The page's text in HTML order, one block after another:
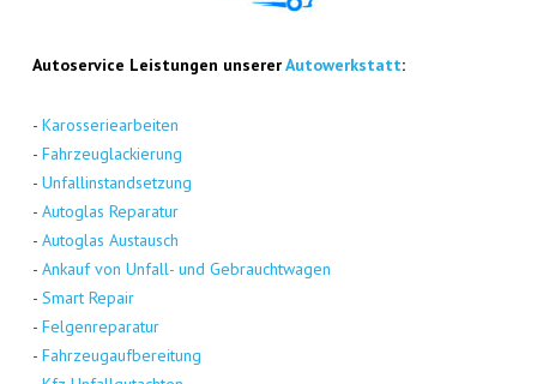
Auto­ser­vice Leis­tun­gen unse­rerAuto­werk­statt:
- Karos­se­rie­ar­bei­ten
- Fahr­zeug­la­ckie­rung
- Unfall­in­stand­set­zung
- Auto­glas Repa­ra­tur
- Auto­glas Aus­tausch
- Ankauf von Unfall- und Gebraucht­wa­gen
- Smart Repair
- Fel­gen­re­pa­ra­tur
- Fahr­zeug­auf­be­rei­tung